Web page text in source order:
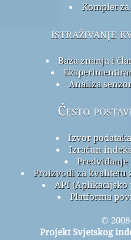
Komplet
istraživanje
Baza znanja i
Analiza
Često
Izvor
Izračun
Proizvodi za kvalitetu
API (Aplikacijsko
Platforma
©
Projekt Svjetskog